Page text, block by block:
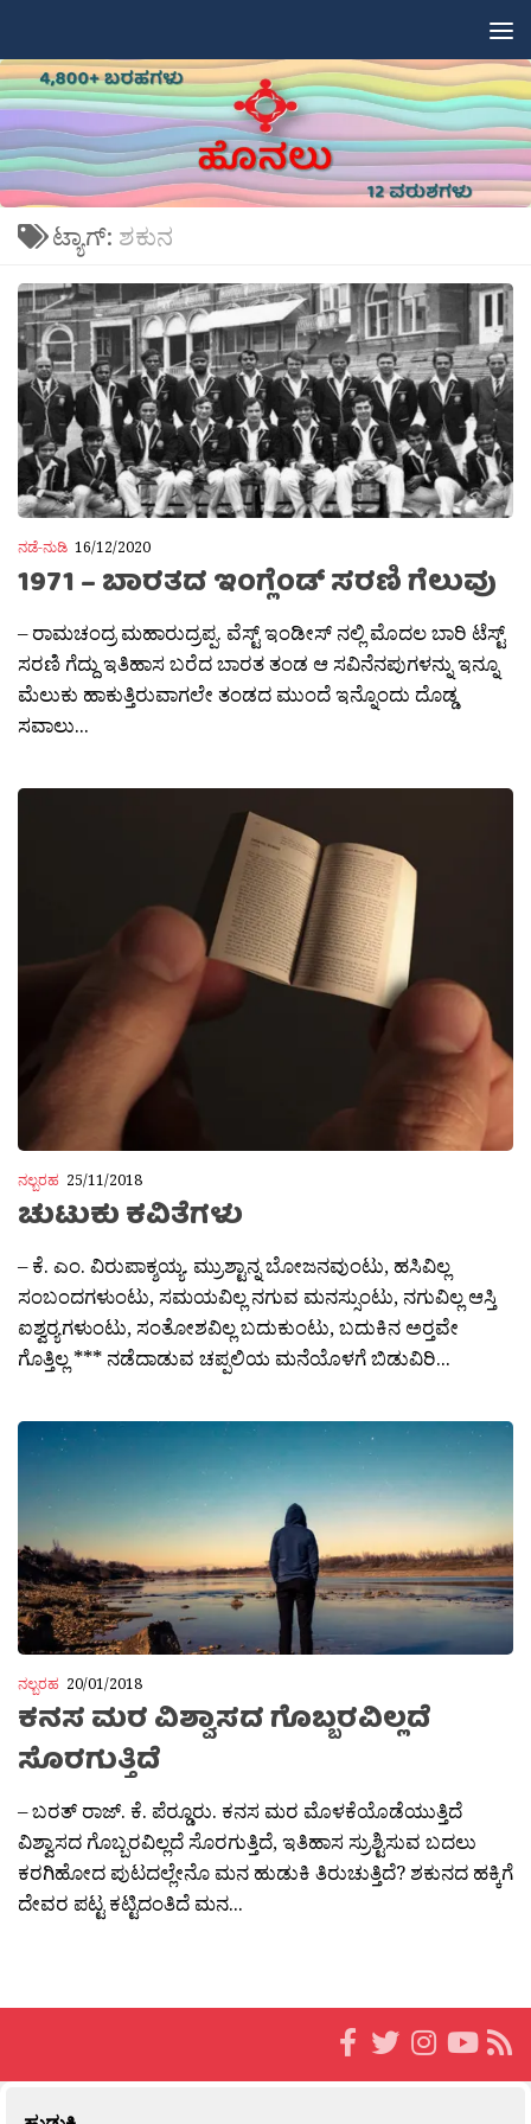
ಟ್ಯಾಗ್: ಶಕುನ
ನಡೆ-ನುಡಿ 16/12/2020
1971 – ಬಾರತದ ಇಂಗ್ಲೆಂಡ್ ಸರಣಿ ಗೆಲುವು
– ರಾಮಚಂದ್ರ ಮಹಾರುದ್ರಪ್ಪ. ವೆಸ್ಟ್ ಇಂಡೀಸ್ ನಲ್ಲಿ ಮೊದಲ ಬಾರಿ ಟೆಸ್ಟ್
ಸರಣಿ ಗೆದ್ದು ಇತಿಹಾಸ ಬರೆದ ಬಾರತ ತಂಡ ಆ ಸವಿನೆನಪುಗಳನ್ನು ಇನ್ನೂ
ಮೆಲುಕು ಹಾಕುತ್ತಿರುವಾಗಲೇ ತಂಡದ ಮುಂದೆ ಇನ್ನೊಂದು ದೊಡ್ಡ
ಸವಾಲು...
ನಲ್ಬರಹ 25/11/2018
ಚುಟುಕು ಕವಿತೆಗಳು
– ಕೆ. ಎಂ. ವಿರುಪಾಕ್ಶಯ್ಯ. ಮ್ರುಶ್ಟಾನ್ನ ಬೋಜನವುಂಟು, ಹಸಿವಿಲ್ಲ
ಸಂಬಂದಗಳುಂಟು, ಸಮಯವಿಲ್ಲ ನಗುವ ಮನಸ್ಸುಂಟು, ನಗುವಿಲ್ಲ ಆಸ್ತಿ
ಐಶ್ವರ‍್ಯಗಳುಂಟು, ಸಂತೋಶವಿಲ್ಲ ಬದುಕುಂಟು, ಬದುಕಿನ ಅರ‍್ತವೇ
ಗೊತ್ತಿಲ್ಲ *** ನಡೆದಾಡುವ ಚಪ್ಪಲಿಯ ಮನೆಯೊಳಗೆ ಬಿಡುವಿರಿ...
ನಲ್ಬರಹ 20/01/2018
ಕನಸ ಮರ ವಿಶ್ವಾಸದ ಗೊಬ್ಬರವಿಲ್ಲದೆ
ಸೊರಗುತ್ತಿದೆ
– ಬರತ್ ರಾಜ್. ಕೆ. ಪೆರ‍್ಡೂರು. ಕನಸ ಮರ ಮೊಳಕೆಯೊಡೆಯುತ್ತಿದೆ
ವಿಶ್ವಾಸದ ಗೊಬ್ಬರವಿಲ್ಲದೆ ಸೊರಗುತ್ತಿದೆ, ಇತಿಹಾಸ ಸ್ರುಶ್ಟಿಸುವ ಬದಲು
ಕರಗಿಹೋದ ಪುಟದಲ್ಲೇನೊ ಮನ ಹುಡುಕಿ ತಿರುಚುತ್ತಿದೆ? ಶಕುನದ ಹಕ್ಕಿಗೆ
ದೇವರ ಪಟ್ಟ ಕಟ್ಟಿದಂತಿದೆ ಮನ...